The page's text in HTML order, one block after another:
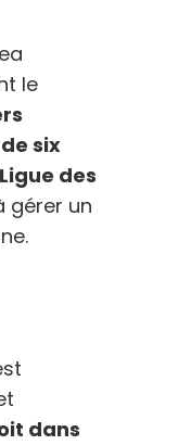
le
six
des
gérer un
dans